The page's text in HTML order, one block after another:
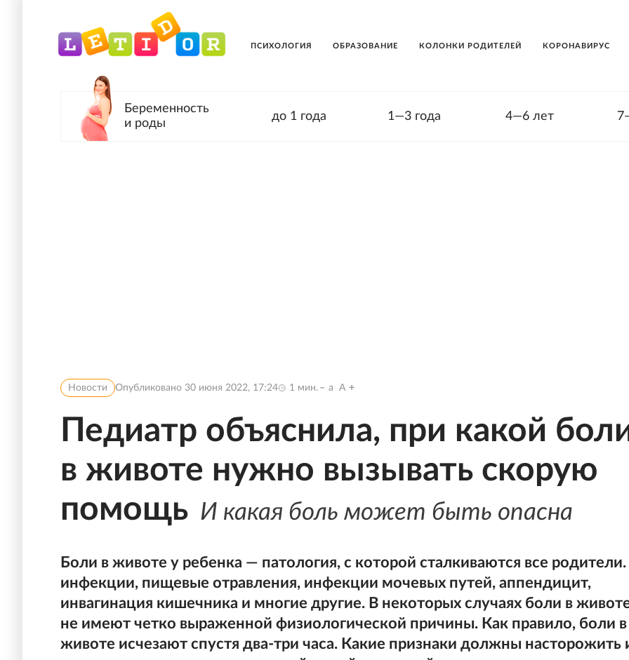
ПСИХОЛОГИЯ ОБРАЗОВАНИЕ КОЛОНКИ РОДИТЕЛЕЙ КОРОНАВИРУС
Беременность
и роды
до 1 года 1—3 года 4—6 лет
Новости Опубликовано 30 июня 2022, 17:24 1 мин. a A
Педиатр объяснила, при какой
в животе нужно вызывать скорую
помощь И какая боль может быть опасна
Боли в животе у ребенка — патология, с которой сталкиваются все родители.
инфекции, пищевые отравления, инфекции мочевых путей, аппендицит,
инвагинация кишечника и многие другие. В некоторых случаях боли в
не имеют четко выраженной физиологической причины. Как правило, боли в
животе исчезают спустя два-три часа. Какие признаки должны насторожить